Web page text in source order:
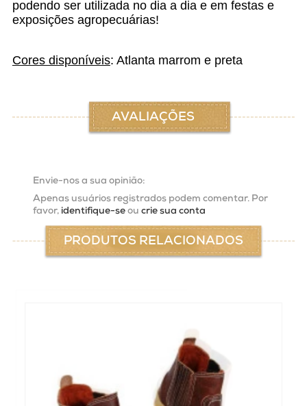
podendo ser utilizada no dia a dia e em festas e
exposições agropecuárias!
Cores disponíveis: Atlanta marrom e preta
AVALIAÇÕES
Envie-nos a sua opinião:
Apenas usuários registrados podem comentar. Por
favor, identifique-seou crie sua conta
PRODUTOS RELACIONADOS